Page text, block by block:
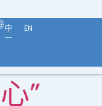
中 EN
”